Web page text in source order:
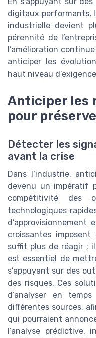
digitaux performants,
industrielle devient
pérennité de
l’amélioration
anticiper les
haut niveau
Anticiper les
pour
Détecter les
avant la crise
Dans l’industrie,
devenu un impératif
compétitivité des
technologiques
d’approvisionnement
croissantes
suffit plus de réagir ;
est essentiel de
s’appuyant sur des
des risques. Ces
d’analyser en
différentes sources,
qui pourraient
l’analyse